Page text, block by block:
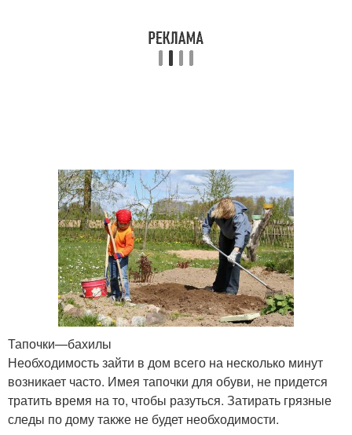
Тапочки—бахилы
Необходимость зайти в дом всего на несколько минут
возникает часто. Имея тапочки для обуви, не придется
тратить время на то, чтобы разуться. Затирать грязные
следы по дому также не будет необходимости.